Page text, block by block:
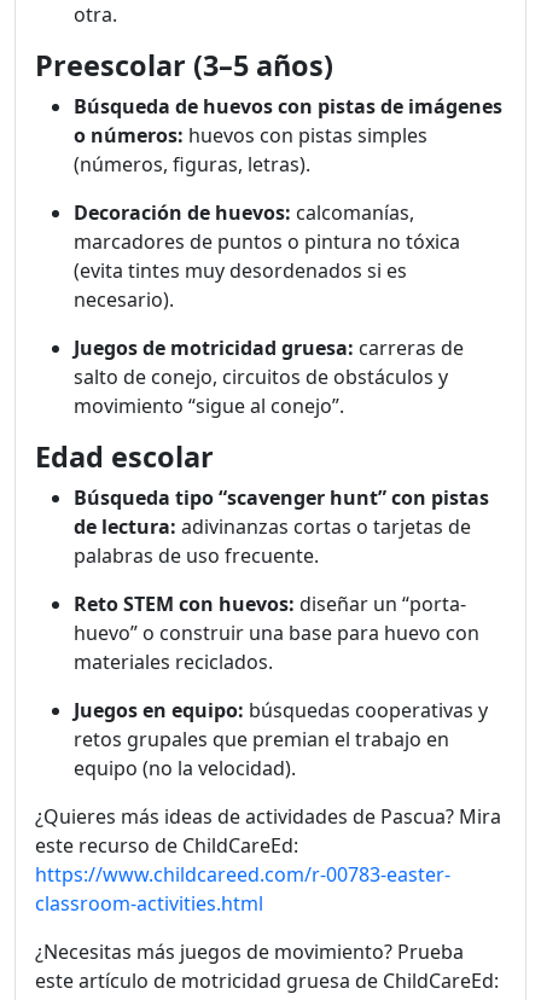
otra.
Preescolar (3–5 años)
Búsqueda de huevos con pistas de imágenes
o números: huevos con pistas simples
(números, figuras, letras).
Decoración de huevos: calcomanías,
marcadores de puntos o pintura no tóxica
(evita tintes muy desordenados si es
necesario).
Juegos de motricidad gruesa: carreras de
salto de conejo, circuitos de obstáculos y
movimiento “sigue al conejo”.
Edad escolar
Búsqueda tipo “scavenger hunt” con pistas
de lectura: adivinanzas cortas o tarjetas de
palabras de uso frecuente.
Reto STEM con huevos: diseñar un “porta-
huevo” o construir una base para huevo con
materiales reciclados.
Juegos en equipo: búsquedas cooperativas y
retos grupales que premian el trabajo en
equipo (no la velocidad).
¿Quieres más ideas de actividades de Pascua? Mira
este recurso de ChildCareEd:
https://www.childcareed.com/r-00783-easter-
classroom-activities.html
¿Necesitas más juegos de movimiento? Prueba
este artículo de motricidad gruesa de ChildCareEd: